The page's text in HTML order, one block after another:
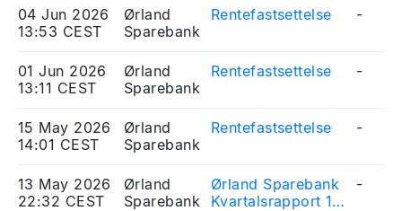
04 Jun 2026
13:53 CEST
Ørland
Sparebank
Rentefastsettelse -
01 Jun 2026
13:11 CEST
Ørland
Sparebank
Rentefastsettelse -
15 May 2026
14:01 CEST
Ørland
Sparebank
Rentefastsettelse -
13 May 2026
22:32 CEST
Ørland
Sparebank
Ørland Sparebank
Kvartalsrapport 1.
-